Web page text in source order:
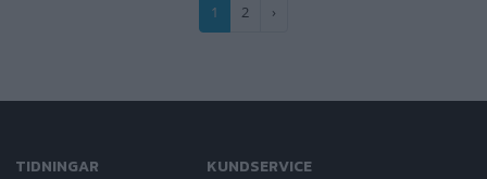
Nuvarande
1 Sida
2
Nästa
›
TIDNINGAR KUNDSERVICE